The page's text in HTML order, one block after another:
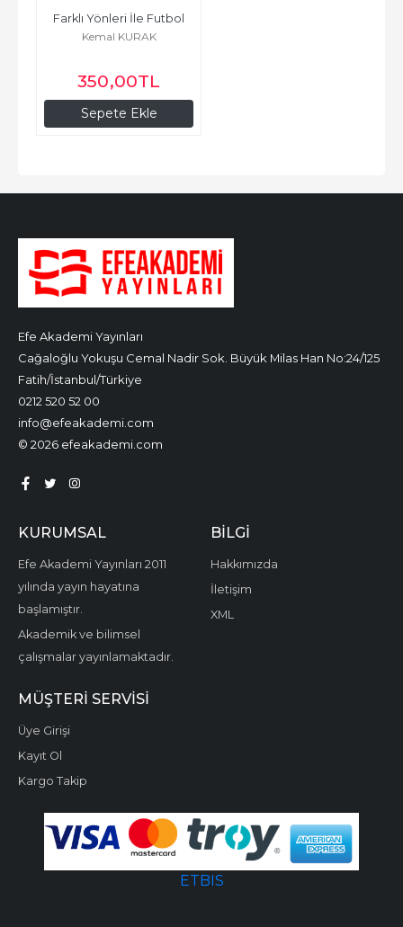
Sepete Ekle
Farklı Yönleri İle Futbol
Kemal KURAK
350,00TL
Efe Akademi Yayınları
Cağaloğlu Yokuşu Cemal Nadir Sok. Büyük Milas Han No:24/125
Fatih/İstanbul/Türkiye
0212 520 52 00
info@efeakademi.com
© 2026 efeakademi.com
KURUMSAL
Efe Akademi Yayınları 2011
yılında yayın hayatına
başlamıştır.
Akademik ve bilimsel
çalışmalar yayınlamaktadır.
BILGI
Hakkımızda
İletişim
XML
MÜŞTERI SERVISI
Üye Girişi
Kayıt Ol
Kargo Takip
ETBIS